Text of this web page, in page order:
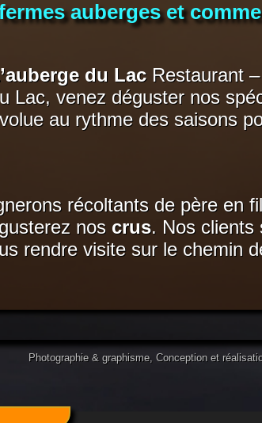
auberges et
du LacRestaurant –
Lac, venez déguster nos
au rythme des saisons
récoltants de père en
nos crus. Nos clients
rendre visite sur le chemin
Photographie & graphisme, Conception et